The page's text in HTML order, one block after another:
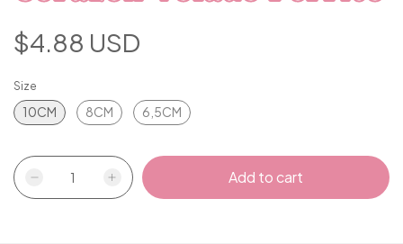
$4.88 USD
Size
10CM 8CM 6,5CM